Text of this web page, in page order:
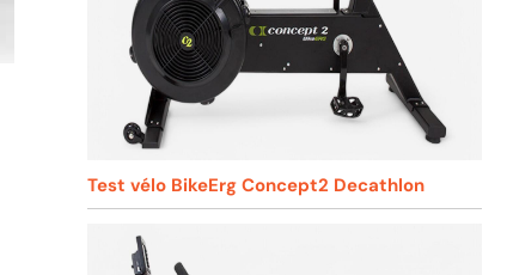
Test vélo BikeErg Concept2 Decathlon